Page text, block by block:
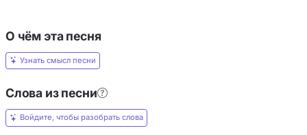
О чём эта песня
Узнать смысл песни
Слова из песни
Войдите, чтобы разобрать слова